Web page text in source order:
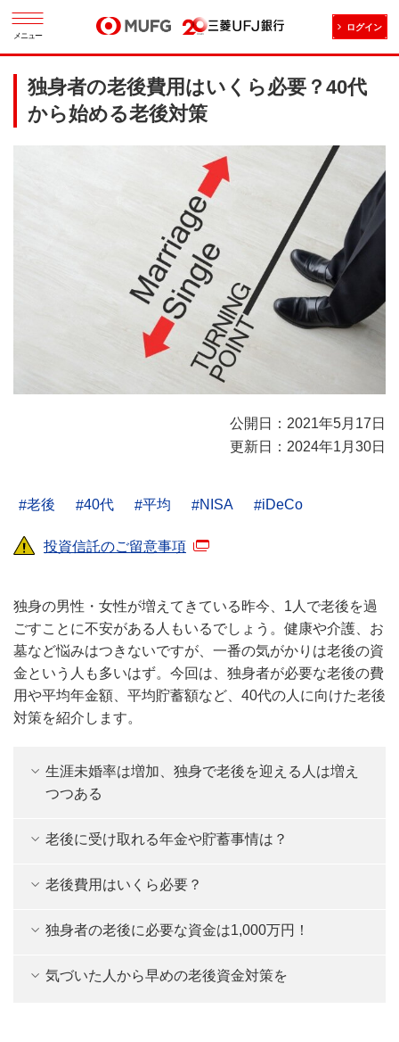
メニュー
ログイン
独身者の老後費用はいくら必要？40代
から始める老後対策
公開日：2021年5月17日
更新日：2024年1月30日
老後 40代 平均 NISA iDeCo
投資信託のご留意事項
独身の男性・女性が増えてきている昨今、1人で老後を過
ごすことに不安がある人もいるでしょう。健康や介護、お
墓など悩みはつきないですが、一番の気がかりは老後の資
金という人も多いはず。今回は、独身者が必要な老後の費
用や平均年金額、平均貯蓄額など、40代の人に向けた老後
対策を紹介します。
生涯未婚率は増加、独身で老後を迎える人は増え
つつある
老後に受け取れる年金や貯蓄事情は？
老後費用はいくら必要？
独身者の老後に必要な資金は1,000万円！
気づいた人から早めの老後資金対策を